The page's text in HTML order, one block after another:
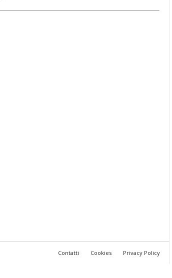
Contatti Cookies Privacy Policy